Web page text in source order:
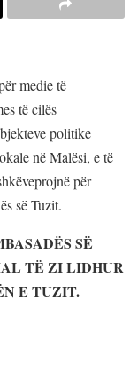
medie të
të cilës
politike
në Malësi, e të
për
së Tuzit.
SË
TË ZI LIDHUR
E TUZIT.